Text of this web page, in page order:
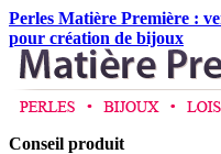
Perles Matière Première :
pour création de bijoux
Conseil produit